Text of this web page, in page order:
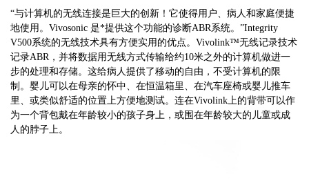
“与计算机的无线连接是巨大的创新 ！ 它使得用户、 病人和家庭便捷
地使用 。Vivosonic 是*提供这个功能的诊断ABR系统。”Integrity
V500系统的无线技术具有方便实用的优点。Vivolink™无线记录技术
记录ABR， 并将数据用无线方式传输给约10米之外的计算机做进一
步的处理和存储。 这给病人提供了移动的自由 ， 不受计算机的限
制 。 婴儿可以在母亲的怀中、 在恒温箱里 、 在汽车座椅或婴儿推车
里 、 或类似舒适的位置上方便地测试。 连在Vivolink上的背带可以作
为一个背包戴在年龄较小的孩子身上 ， 或围在年龄较大的儿童或成
人的脖子上。